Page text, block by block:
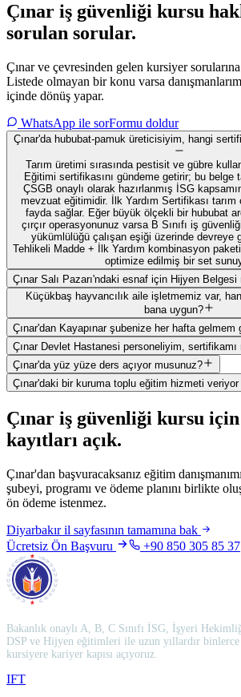
Çınar iş güvenliği kursu
sorulan sorular.
Çınar ve çevresinden gelen kursiyer
Listede olmayan bir konu varsa
içinde dönüş yapar.
WhatsApp ile sorFormu doldur
Çınar'da hububat-pamuk üreticisiyim, hangi
Tarım üretimi sırasında pestisit ve gübre
Eğitimi sertifikasını gündeme getirir; bu belge
ÇSGB onaylı olarak hazırlanmış İSG
mevzuat eğitimidir. İlk Yardım Sertifikası
fayda sağlar. Eğer büyük ölçekli bir hububat
çırçır operasyonunuz varsa B Sınıfı iş
yükümlülüğü çalışan eşiği üzerinde devreye
Tehlikeli Madde + İlk Yardım kombinasyon
optimize edilmiş bir set
Çınar Salı Pazarı'ndaki esnaf için Hijyen Belgesi
Küçükbaş hayvancılık aile işletmemiz var,
bana uygun?
Çınar'dan Kayapınar şubenize her hafta gelmem
Çınar Devlet Hastanesi personeliyim, sertifikamı
Çınar'da yüz yüze ders açıyor musunuz?
Çınar'daki bir kuruma toplu eğitim hizmeti
Çınar iş güvenliği kursu için
kayıtları açık.
Çınar'dan başvuracaksanız eğitim
şubeyi, programı ve ödeme planını birlikte
ön ödeme istenmez.
Diyarbakıril sayfasının tamamına bak
Ücretsiz Ön Başvuru
+90 850 305 85 37
Bakanlık onaylı A, B, C Sınıfı İSG, İşyeri
DSP ve Hijyen eğitimleri ile uzun yıllardır binlerce
kursiyere kariyer kapısı açıyoruz.
IFT